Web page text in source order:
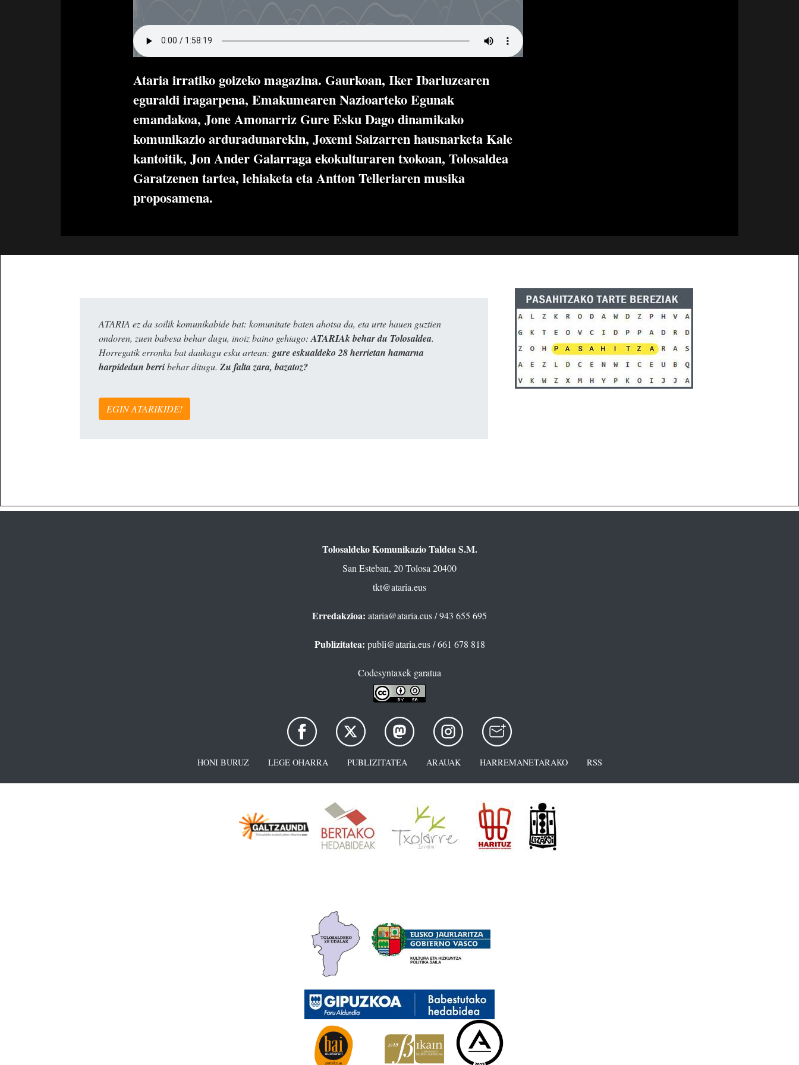
Ataria irratiko goizeko magazina. Gaurkoan, Iker Ibarluzearen
eguraldi iragarpena, Emakumearen Nazioarteko Egunak
emandakoa, Jone Amonarriz Gure Esku Dago dinamikako
komunikazio arduradunarekin, Joxemi Saizarren hausnarketa Kale
kantoitik, Jon Ander Galarraga ekokulturaren txokoan, Tolosaldea
Garatzenen tartea, lehiaketa eta Antton Telleriaren musika
proposamena.
ATARIA ez da soilik komunikabide bat: komunitate baten ahotsa da, eta urte hauen guztien
ondoren, zuen babesa behar dugu, inoiz baino gehiago: ATARIAk behar du Tolosaldea.
Horregatik erronka bat daukagu esku artean: gure eskualdeko 28 herrietan hamarna
harpidedun berribehar ditugu. Zu falta zara, bazatoz?
EGIN ATARIKIDE!
Tolosaldeko Komunikazio Taldea S.M.
San Esteban, 20 Tolosa 20400
tkt@ataria.eus
Erredakzioa: ataria@ataria.eus/ 943 655 695
Publizitatea: publi@ataria.eus/ 661 678 818
Codesyntaxek garatua
HONI BURUZ LEGE OHARRA PUBLIZITATEA ARAUAK HARREMANETARAKO RSS